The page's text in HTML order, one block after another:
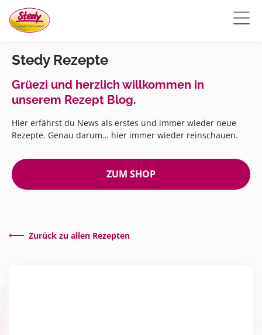
Stedy Rezepte
Grüezi und herzlich willkommen in
unserem Rezept Blog.
Hier erfährst du News als erstes und immer wieder neue
Rezepte. Genau darum… hier immer wieder reinschauen.
ZUM SHOP
Zurück zu allen Rezepten